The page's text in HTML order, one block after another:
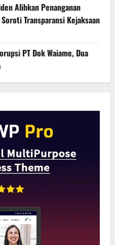
Alihkan Penanganan
Transparansi Kejaksaan
PT Dok Waiame, Dua